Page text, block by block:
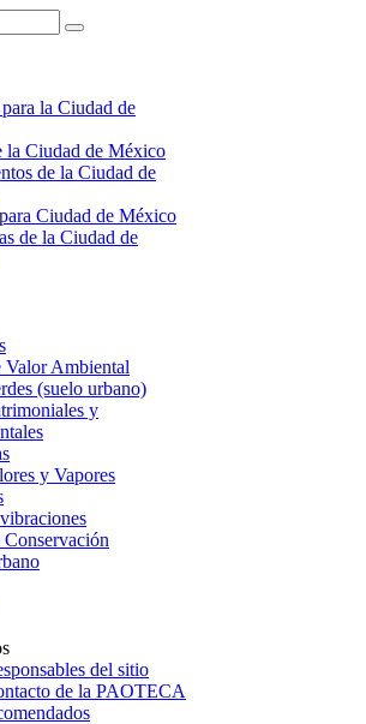
la Ciudad de
la Ciudad de México
de la Ciudad de
Ciudad de México
de la Ciudad de
Valor Ambiental
(suelo urbano)
y
y Vapores
Conservación
del sitio
de la PAOTECA